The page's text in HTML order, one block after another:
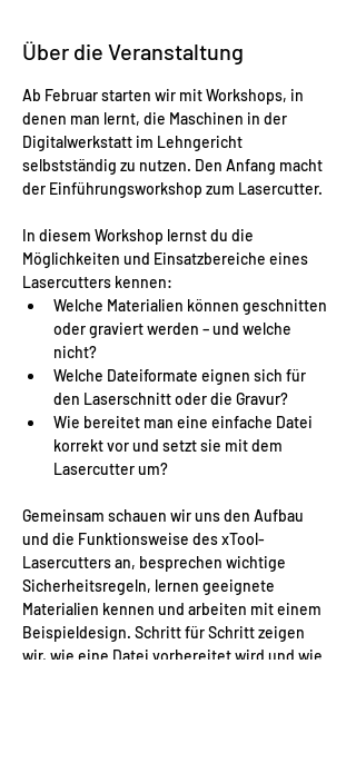
Über die Veranstaltung
Ab Februar starten wir mit Workshops, in
denen man lernt, die Maschinen in der
Digitalwerkstatt im Lehngericht
selbstständig zu nutzen. Den Anfang macht
der Einführungsworkshop zum Lasercutter.
In diesem Workshop lernst du die
Möglichkeiten und Einsatzbereiche eines
Lasercutters kennen:
Welche Materialien können geschnitten
oder graviert werden – und welche
nicht?
Welche Dateiformate eignen sich für
den Laserschnitt oder die Gravur?
Wie bereitet man eine einfache Datei
korrekt vor und setzt sie mit dem
Lasercutter um?
Gemeinsam schauen wir uns den Aufbau
und die Funktionsweise des xTool-
Lasercutters an, besprechen wichtige
Sicherheitsregeln, lernen geeignete
Materialien kennen und arbeiten mit einem
Beispieldesign. Schritt für Schritt zeigen
wir, wie eine Datei vorbereitet wird und wie